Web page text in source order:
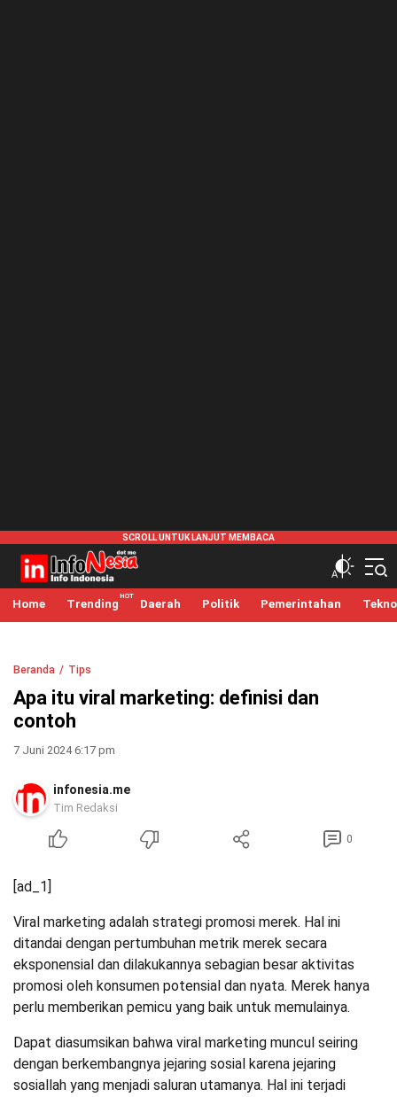
infonesia.me
Info Indonesia
Home Trending Daerah Politik Pemerintahan Tekno
Beranda Tips
Apa itu viral marketing: definisi dan
contoh
7 Juni 2024 6:17 pm
infonesia.me
Tim Redaksi
0
[ad_1]
Viral marketing adalah strategi promosi merek. Hal ini
ditandai dengan pertumbuhan metrik merek secara
eksponensial dan dilakukannya sebagian besar aktivitas
promosi oleh konsumen potensial dan nyata. Merek hanya
perlu memberikan pemicu yang baik untuk memulainya.
Dapat diasumsikan bahwa viral marketing muncul seiring
dengan berkembangnya jejaring sosial karena jejaring
sosiallah yang menjadi saluran utamanya. Hal ini terjadi